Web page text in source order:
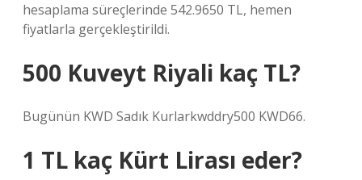
hesaplama süreçlerinde 542.9650 TL, hemen
fiyatlarla gerçekleştirildi.
500 Kuveyt Riyali kaç TL?
Bugünün KWD Sadık Kurlarkwddry500 KWD66.
1 TL kaç Kürt Lirası eder?